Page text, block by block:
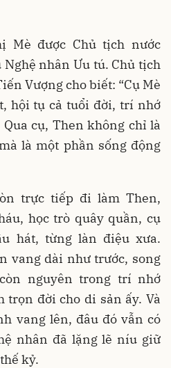
Mè được Chủ tịch nước
nhân Ưu tú. Chủ tịch
Vượng cho biết: “Cụ Mè
hội tụ cả tuổi đời, trí nhớ
cụ, Then không chỉ là
là một phần sống động
trực tiếp đi làm Then,
học trò quây quần, cụ
hát, từng làn điệu xưa.
vang dài như trước, song
nguyên trong trí nhớ
trọn đời cho di sản ấy. Và
vang lên, đâu đó vẫn có
nhân đã lặng lẽ níu giữ
kỷ.